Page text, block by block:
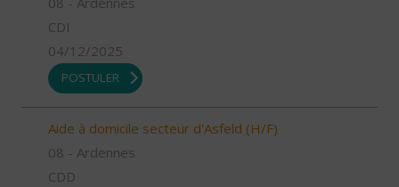
CDI
04/12/2025
POSTULER
Aide à domicile secteur d'Asfeld (H/F)
08 - Ardennes
CDD